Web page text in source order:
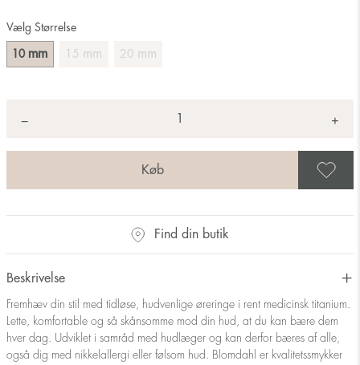
Vælg Størrelse
10 mm 15 mm 20 mm
− +
Find din butik
Beskrivelse
Fremhæv din stil med tidløse, hudvenlige øreringe i rent medicinsk titanium.
Lette, komfortable og så skånsomme mod din hud, at du kan bære dem
hver dag. Udviklet i samråd med hudlæger og kan derfor bæres af alle,
også dig med nikkelallergi eller følsom hud. Blomdahl er kvalitetssmykker